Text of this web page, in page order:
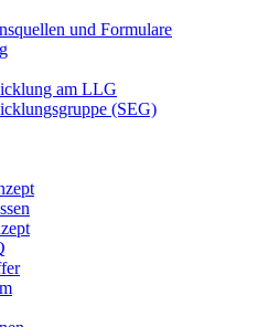
und Formulare
am LLG
(SEG)